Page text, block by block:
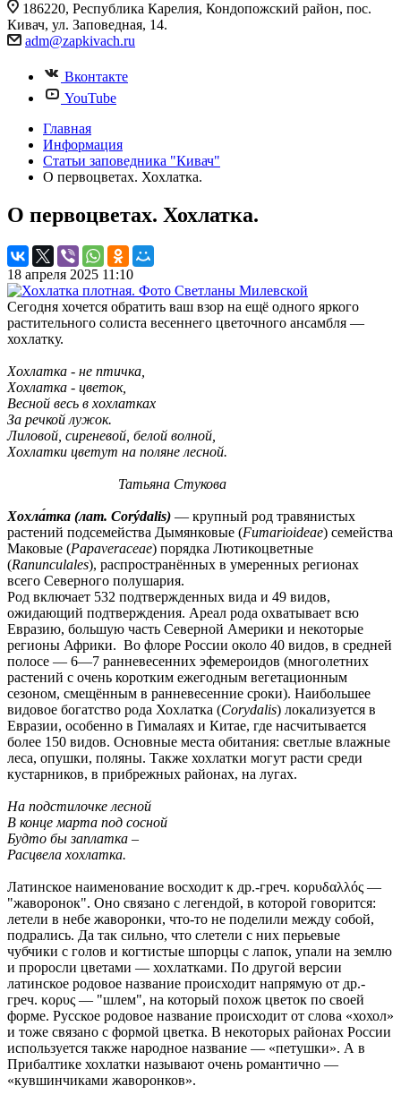
186220, Республика Карелия, Кондопожский район, пос.
Кивач, ул. Заповедная, 14.
adm@zapkivach.ru
Вконтакте
YouTube
Главная
Информация
Статьи заповедника "Кивач"
О первоцветах. Хохлатка.
О первоцветах. Хохлатка.
18 апреля 2025 11:10
Сегодня хочется обратить ваш взор на ещё одного яркого
растительного солиста весеннего цветочного ансамбля —
хохлатку.
Хохлатка - не птичка,
Хохлатка - цветок,
Весной весь в хохлатках
За речкой лужок.
Лиловой, сиреневой, белой волной,
Хохлатки цветут на поляне лесной.
Татьяна Стукова
Хохла́тка (лат. Corýdalis) — крупный род травянистых
растений подсемейства Дымянковые (Fumarioideae) семейства
Маковые (Papaveraceae) порядка Лютикоцветные
(Ranunculales), распространённых в умеренных регионах
всего Северного полушария.
Род включает 532 подтвержденных вида и 49 видов,
ожидающий подтверждения. Ареал рода охватывает всю
Евразию, большую часть Северной Америки и некоторые
регионы Африки. Во флоре России около 40 видов, в средней
полосе — 6—7 ранневесенних эфемероидов (многолетних
растений с очень коротким ежегодным вегетационным
сезоном, смещённым в ранневесенние сроки). Наибольшее
видовое богатство рода Хохлатка (Corydalis) локализуется в
Евразии, особенно в Гималаях и Китае, где насчитывается
более 150 видов. Основные места обитания: светлые влажные
леса, опушки, поляны. Также хохлатки могут расти среди
кустарников, в прибрежных районах, на лугах.
На подстилочке лесной
В конце марта под сосной
Будто бы заплатка –
Расцвела хохлатка.
Латинское наименование восходит к др.-греч. κορυδαλλός —
"жаворонок". Оно связано с легендой, в которой говорится:
летели в небе жаворонки, что-то не поделили между собой,
подрались. Да так сильно, что слетели с них перьевые
чубчики с голов и когтистые шпорцы с лапок, упали на землю
и проросли цветами — хохлатками. По другой версии
латинское родовое название происходит напрямую от др.-
греч. κορυς — "шлем", на который похож цветок по своей
форме. Русское родовое название происходит от слова «хохол»
и тоже связано с формой цветка. В некоторых районах России
используется также народное название — «петушки». А в
Прибалтике хохлатки называют очень романтично —
«кувшинчиками жаворонков».